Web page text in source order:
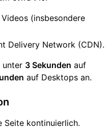
(insbesondere
Delivery Network (CDN).
unter 3 Sekunden auf
auf Desktops an.
Seite kontinuierlich.